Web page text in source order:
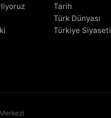
Tarih
Türk Dünyası
Türkiye Siyaseti